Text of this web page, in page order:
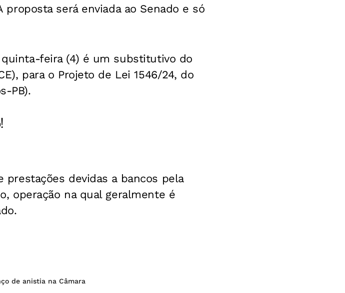
será enviada ao Senado e só
feira (4) é um substitutivo do
para o Projeto de Lei 1546/24, do
PB).
devidas a bancos pela
operação na qual geralmente é
de anistia na Câmara